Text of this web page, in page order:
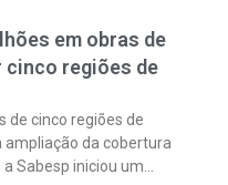
em obras de
cinco regiões de
de cinco regiões de
ampliação da cobertura
Sabesp iniciou um